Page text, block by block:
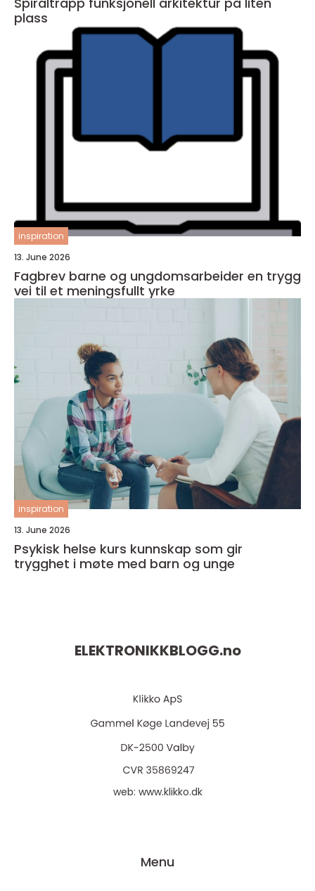
plass
inspiration
13. June 2026
Fagbrev barne og ungdomsarbeider en trygg
vei til et meningsfullt yrke
inspiration
13. June 2026
Psykisk helse kurs kunnskap som gir
trygghet i møte med barn og unge
ELEKTRONIKKBLOGG.no
web: www.klikko.dk
Menu